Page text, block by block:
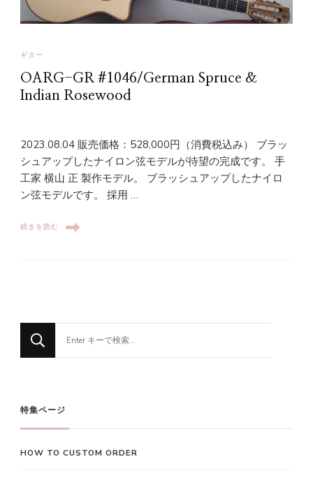
ギター
OARG-GR #1046/German Spruce &
Indian Rosewood
2023.08.04 販売価格：528,000円（消費税込み） ブラッ
シュアップしたナイロン弦モデルが待望の完成です。 手
工家 横山 正 製作モデル。 ブラッシュアップしたナイロ
ン弦モデルです。 採用 …
続きを読む
探
す
特集ページ
HOW TO CUSTOM ORDER